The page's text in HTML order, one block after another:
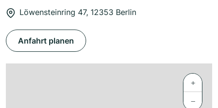
Löwensteinring 47, 12353 Berlin
Anfahrt planen
+
−